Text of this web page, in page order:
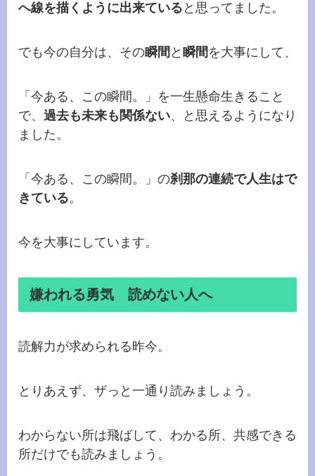
へ線を描くように出来ている と思ってました。
でも今の自分は、その瞬間 と 瞬間 を大事にして、
「今ある、この瞬間。」を一生懸命生きること
で、 過去も未来も関係ない、と思えるようになり
ました。
「今ある、この瞬間。」の刹那の連続で人生はで
きている。
今を大事にしています。
嫌われる勇気 読めない人へ
読解力が求められる昨今。
とりあえず、ザっと一通り読みましょう。
わからない所は飛ばして、わかる所、共感できる
所だけでも読みましょう。